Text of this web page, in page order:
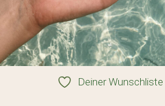
Deiner